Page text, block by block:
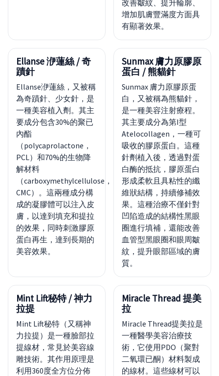
改善皺紋、提升輪廓、
增加肌膚豐滿度方面具
有顯著效果。
Ellanse 洢蓮絲 / 奇
蹟針
Ellanse洢蓮絲，又被稱
為奇蹟針、少女針，是
一種美容植入劑。其主
要成分包含30%的聚已
內酯
（polycaprolactone，
PCL）和70%的生物降
解材料
（carboxymethylcellulose，
CMC）。這兩種成分構
成的凝膠體可以注入皮
膚，以達到填充和提拉
的效果，同時刺激膠原
蛋白再生，達到長期的
美容效果。
Sunmax 膚力原膠原
蛋白 / 熊貓針
Sunmax 膚力原膠原蛋
白，又被稱為熊貓針，
是一種美容注射療程。
其主要成分為第I型
Atelocollagen，一種可
吸收的膠原蛋白。這種
針劑植入後，透過對蛋
白酶的抵抗，膠原蛋白
形成柔軟且具粘性的纖
維狀結構，持續修補效
果。這種治療不僅針對
凹陷造成的結構性黑眼
圈進行填補，還能改善
血管型黑眼圈和眼周皺
紋，提升眼部區域的膚
質。
Mint Lift秘特 / 神力
拉提
Mint Lift秘特（又稱神
力拉提）是一種臉部拉
提線材，常見於美容線
雕技術。其作用原理是
利用360度全方位分佈
Miracle Thread 提美
拉
Miracle Thread提美拉是
一種醫學美容治療技
術，它使用PDO（聚對
二氧環已酮）材料製成
的線材。這些線材可以